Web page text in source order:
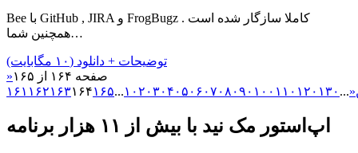
Bee با GitHub , JIRA و FrogBugz کاملا سازگار شده است .
همچنین شما…
توضیحات + دانلود (۱۰ مگابایت)
صفحه ۱۶۴ از ۱۶۵
«
«
... ۱۰۲۰۳۰۴۰۵۰ ۶۰۷۰ ۸۰۹۰ ۱۰۰ ۱۱۰ ۱۲۰ ۱۳۰ ... ۱۶۱ ۱۶۲۱۶۳۱۶۴۱۶۵
اپ‌استور مک نید با بیش از ۱۱ هزار برنامه